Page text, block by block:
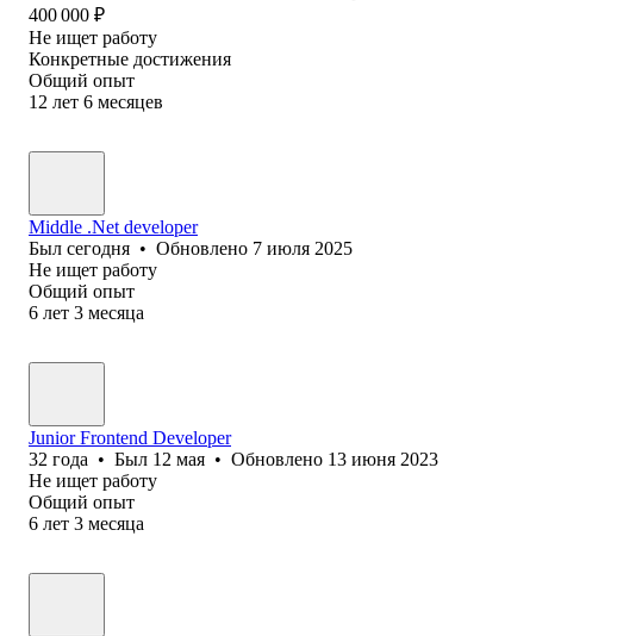
400 000 ₽
Не ищет работу
Конкретные достижения
Общий опыт
12 лет 6 месяцев
Middle .Net developer
Был сегодня • Обновлено 7 июля 2025
Не ищет работу
Общий опыт
6 лет 3 месяца
Junior Frontend Developer
32 года • Был 12 мая • Обновлено 13 июня 2023
Не ищет работу
Общий опыт
6 лет 3 месяца